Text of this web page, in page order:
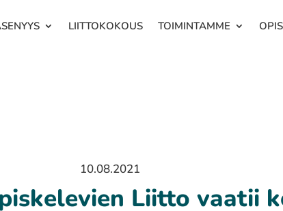
LIITTOKOKOUS TOIMINTAMME
10.08.2021
Liitto vaatii